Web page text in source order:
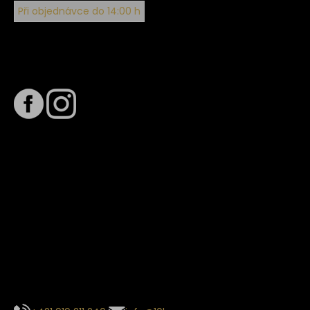
Při objednávce do 14:00 h